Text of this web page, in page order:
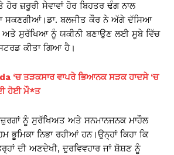
ਜ਼ਰੂਰੀ ਸੇਵਾਵਾਂ ਹੋਰ ਬਿਹਤਰ ਢੰਗ ਨਾਲ
ਬਲਜੀਤ ਕੌਰ ਨੇ ਅੱਗੇ ਦੱਸਿਆ
ਅਤੇ ਸੁਰੱਖਿਆ ਨੂੰ ਯਕੀਨੀ ਬਣਾਉਣ ਲਈ ਸੂਬੇ ਵਿੱਚ
ਕੀਤਾ ਗਿਆ ਹੈ।
‘ਚ ਤੜਕਸਾਰ ਵਾਪਰੇ ਭਿਆਨਕ ਸੜਕ ਹਾਦਸੇ ‘ਚ
ਹੋਈ ਮੌ*ਤ
ਨੂੰ ਸੁਰੱਖਿਅਤ ਅਤੇ ਸਨਮਾਨਜਨਕ ਮਾਹੌਲ
ਭੂਮਿਕਾ ਨਿਭਾ ਰਹੀਆਂ ਹਨ।ਉਨ੍ਹਾਂ ਕਿਹਾ ਕਿ
ਦੀ ਅਣਦੇਖੀ, ਦੁਰਵਿਵਹਾਰ ਜਾਂ ਸ਼ੋਸ਼ਣ ਨੂੰ